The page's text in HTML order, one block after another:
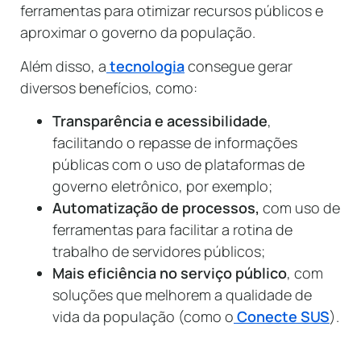
ferramentas para otimizar recursos públicos e
aproximar o governo da população.
Além disso, a tecnologiaconsegue gerar
diversos benefícios, como:
Transparência e acessibilidade,
facilitando o repasse de informações
públicas com o uso de plataformas de
governo eletrônico, por exemplo;
Automatização de processos, com uso de
ferramentas para facilitar a rotina de
trabalho de servidores públicos;
Mais eficiência no serviço público, com
soluções que melhorem a qualidade de
vida da população (como o Conecte SUS).